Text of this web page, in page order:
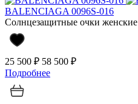
BALENCIAGA 0096S-016
Солнцезащитные очки женские
25 500 ₽ 58 500 ₽
Подробнее